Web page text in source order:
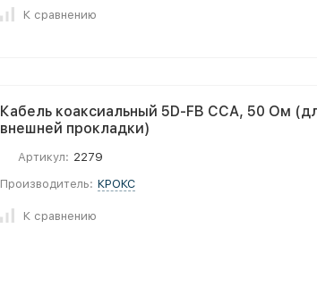
К сравнению
Кабель коаксиальный 5D-FB CCA, 50 Ом
внешней прокладки)
Артикул: 2279
Производитель: КРОКС
К сравнению